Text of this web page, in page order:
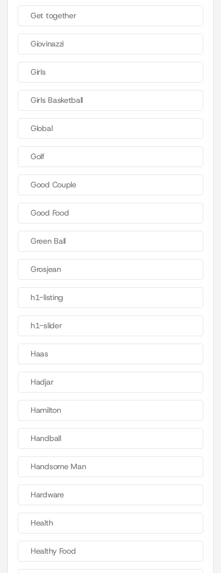
Get together
Giovinazzi
Girls
Girls Basketball
Global
Golf
Good Couple
Good Food
Green Ball
Grosjean
h1-listing
h1-slider
Haas
Hadjar
Hamilton
Handball
Handsome Man
Hardware
Health
Healthy Food